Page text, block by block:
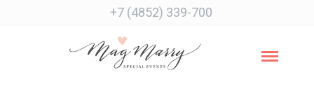
+7 (4852) 339-700